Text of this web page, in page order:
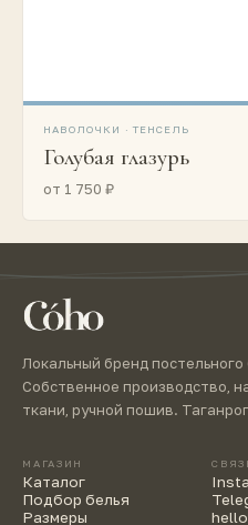
НАВОЛОЧКИ · ТЕНСЕЛЬ
Голубая глазурь
от 1 750 ₽
Локальный бренд постельного
Собственное производство,
ткани, ручной пошив.
МАГАЗИН
Каталог
Подбор белья
Размеры